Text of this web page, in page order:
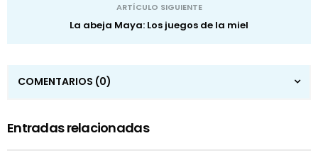
ARTÍCULO SIGUIENTE
La abeja Maya: Los juegos de la miel
COMENTARIOS (0)
Entradas relacionadas